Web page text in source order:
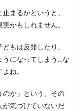
まるかというと、
かもしれません。
もは反発したり、
うになってしまう…な
ね。
のか」という、その
が気づけていないだ